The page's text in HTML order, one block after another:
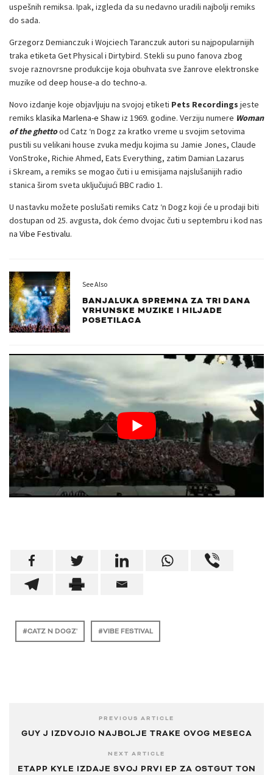
uspešnih remiksa. Ipak, izgleda da su nedavno uradili najbolji remiks
do sada.
Grzegorz Demianczuk i Wojciech Taranczuk autori su najpopularnijih
traka etiketa Get Physical i Dirtybird. Stekli su puno fanova zbog
svoje raznovrsne produkcije koja obuhvata sve žanrove elektronske
muzike od deep house-a do techno-a.
Novo izdanje koje objavljuju na svojoj etiketi Pets Recordings jeste
remiks klasika Marlena-e Shawiz 1969. godine. Verziju numere Woman
of the ghettood Catz ‘n Dogz za kratko vreme u svojim setovima
pustili su velikani house zvuka medju kojima su Jamie Jones, Claude
VonStroke, Richie Ahmed, Eats Everything, zatim Damian Lazarus
i Skream, a remiks se mogao čuti i u emisijama najslušanijih radio
stanica širom sveta uključujući BBC radio 1.
U nastavku možete poslušati remiks Catz ‘n Dogz koji će u prodaji biti
dostupan od 25. avgusta, dok ćemo dvojac čuti u septembru i kod nas
na Vibe Festivalu.
See Also
BANJALUKA SPREMNA ZA TRI DANA
VRHUNSKE MUZIKE I HILJADE
POSETILACA
CATZ N DOGZ' VIBE FESTIVAL
PREVIOUS ARTICLE
GUY J IZDVOJIO NAJBOLJE TRAKE OVOG MESECA
NEXT ARTICLE
ETAPP KYLE IZDAJE SVOJ PRVI EP ZA OSTGUT TON